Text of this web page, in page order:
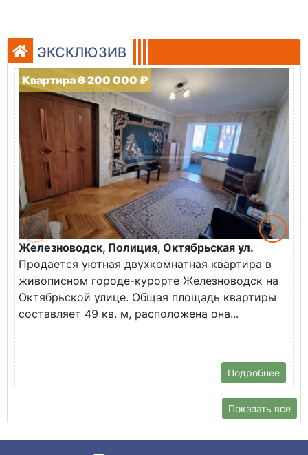
ЭКСКЛЮЗИВ
Квартира 6 200 000 ₽
Железноводск, Полиция, Октябрьская ул.
Продается уютная двухкомнатная квартира в
живописном городе-курорте Железноводск на
Октябрьской улице. Общая площадь квартиры
составляет 49 кв. м, расположена она...
Подробнее
Показать все